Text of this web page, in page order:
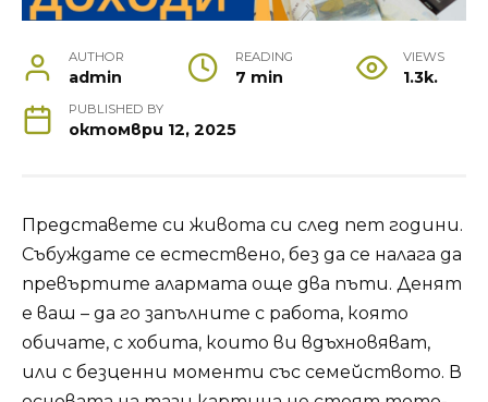
AUTHOR
admin
READING
7 min
VIEWS
1.3k.
PUBLISHED BY
октомври 12, 2025
Представете си живота си след пет години.
Събуждате се естествено, без да се налага да
превъртите алармата още два пъти. Денят
е ваш – да го запълните с работа, която
обичате, с хобита, които ви вдъхновяват,
или с безценни моменти със семейството. В